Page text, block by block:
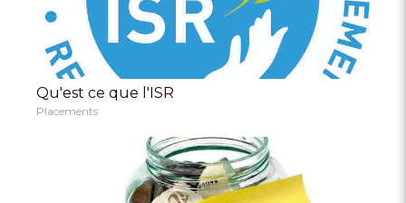
Qu'est ce que l'ISR
Placements